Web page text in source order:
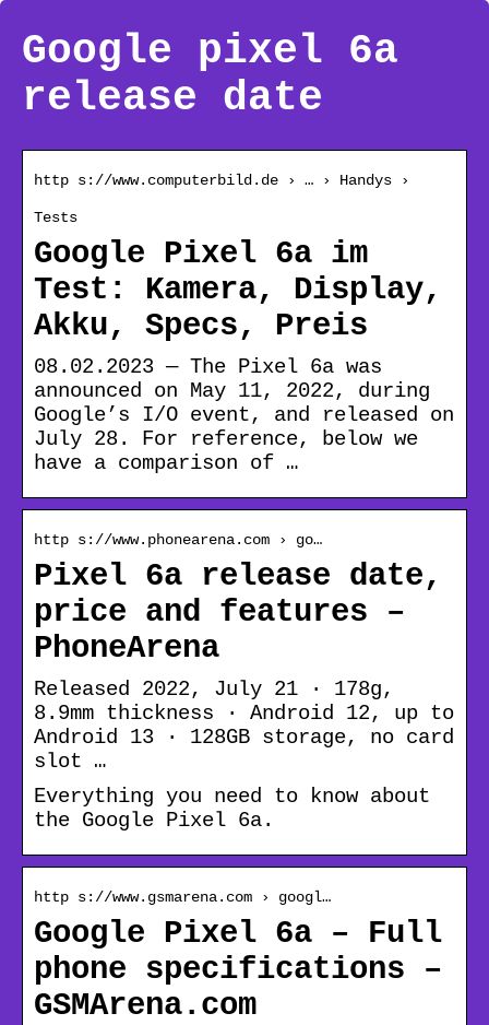
Google pixel 6a
release date
http s://www.computerbild.de › … › Handys ›
Tests
Google Pixel 6a im
Test: Kamera, Display,
Akku, Specs, Preis
08.02.2023 — The Pixel 6a was
announced on May 11, 2022, during
Google’s I/O event, and released on
July 28. For reference, below we
have a comparison of …
http s://www.phonearena.com › go…
Pixel 6a release date,
price and features –
PhoneArena
Released 2022, July 21 · 178g,
8.9mm thickness · Android 12, up to
Android 13 · 128GB storage, no card
slot …
Everything you need to know about
the Google Pixel 6a.
http s://www.gsmarena.com › googl…
Google Pixel 6a – Full
phone specifications –
GSMArena.com